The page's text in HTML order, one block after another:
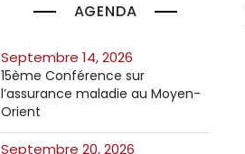
AGENDA
septembre 14, 2026
15ème Conférence sur
l’assurance maladie au Moyen-
Orient
septembre 20, 2026